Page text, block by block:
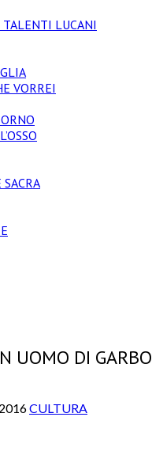
TALENTI LUCANI
VORREI
SACRA
UOMO DI GARBO
CULTURA